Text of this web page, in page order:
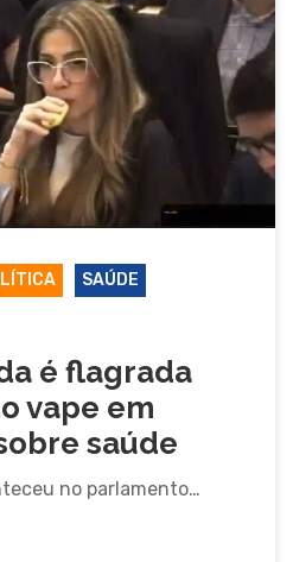
SAÚDE
é flagrada
vape em
saúde
no parlamento…